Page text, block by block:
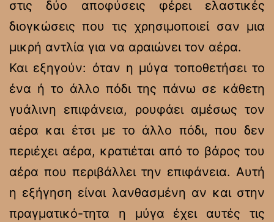
στις δύο αποφύσεις φέρει ελαστικές
διογκώσεις που τις χρησιμοποιεί σαν μια
μικρή αντλία για να αραιώνει τον αέρα.
Και εξηγούν: όταν η μύγα τοποθετήσει το
ένα ή το άλλο πόδι της πάνω σε κάθετη
γυάλινη επιφάνεια, ρουφάει αμέσως τον
αέρα και έτσι με το άλλο πόδι, που δεν
περιέχει αέρα, κρατιέται από το βάρος του
αέρα που περιβάλλει την επιφάνεια. Αυτή
η εξήγηση είναι λανθασμένη αν και στην
πραγματικό-τητα η μύγα έχει αυτές τις